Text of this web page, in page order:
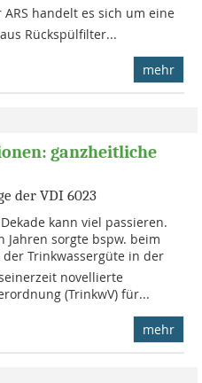
handelt es sich um eine
Rückspülfilter...
mehr
ganzheitliche
der VDI 6023
kann viel passieren.
Jahren sorgte bspw. beim
der Trinkwassergüte in der
novellierte
(TrinkwV) für...
mehr